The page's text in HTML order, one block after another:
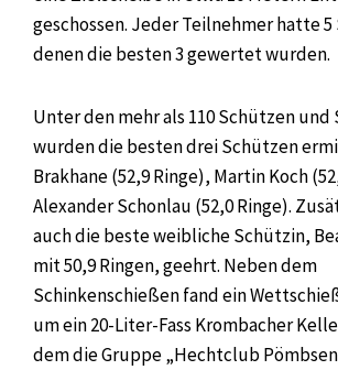
geschossen. Jeder Teilnehmer hatte 5
denen die besten 3 gewertet wurden.
Unter den mehr als 110 Schützen
wurden die besten drei Schützen
Brakhane (52,9 Ringe), Martin Koch
Alexander Schonlau (52,0 Ringe).
auch die beste weibliche Schützin,
mit 50,9 Ringen, geehrt. Neben dem
Schinkenschießen fand ein
um ein 20-Liter-Fass Krombacher
dem die Gruppe „Hechtclub